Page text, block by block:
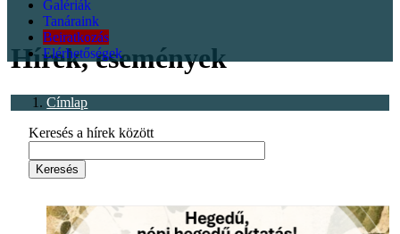
Galériák
Tanáraink
Beiratkozás
Elérhetőségek
<p></p>
Hírek, események
Címlap
Keresés a hírek között